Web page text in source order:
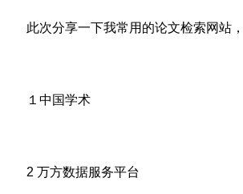
此次分享一下我常用的论文检索网站
１中国学术
2 万方数据服务平台